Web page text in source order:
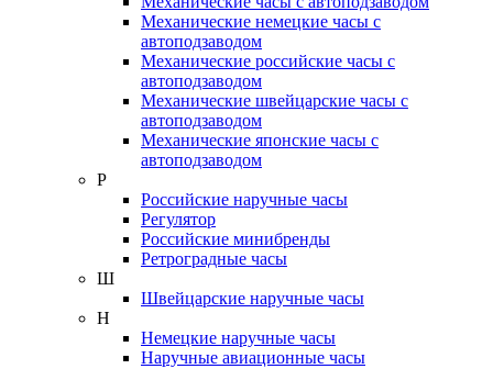
Механические немецкие часы с
автоподзаводом
Механические российские часы с
автоподзаводом
Механические швейцарские часы с
автоподзаводом
Механические японские часы с
автоподзаводом
Р
Российские наручные часы
Регулятор
Российские минибренды
Ретроградные часы
Ш
Швейцарские наручные часы
Н
Немецкие наручные часы
Наручные авиационные часы